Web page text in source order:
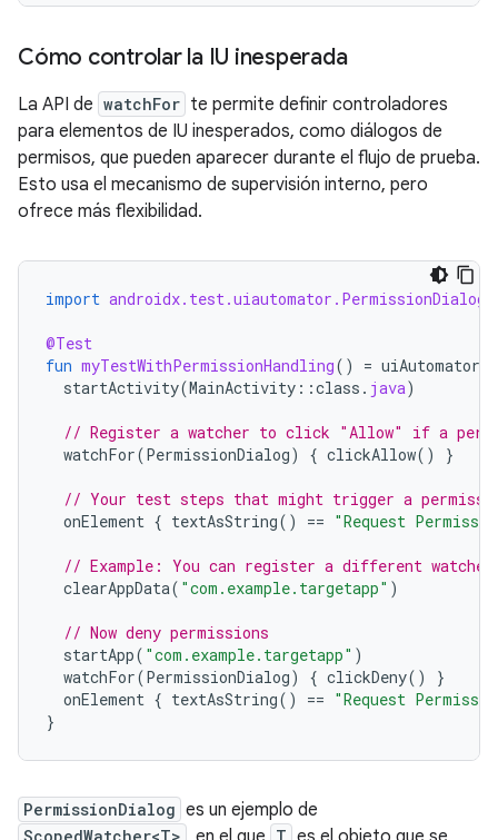
Cómo controlar la IU inesperada
La API de watchFor te permite definir controladores
para elementos de IU inesperados, como diálogos de
permisos, que pueden aparecer durante el flujo de prueba.
Esto usa el mecanismo de supervisión interno, pero
ofrece más flexibilidad.
import androidx.test.uiautomator.PermissionDialog
@Test
fun myTestWithPermissionHandling() = uiAutomator
startActivity(MainActivity ::class . java)
// Register a watcher to click "Allow" if a
watchFor(PermissionDialog) { clickAllow() }
// Your test steps that might trigger a
onElement { textAsString() == "Request
// Example: You can register a different
clearAppData( "com.example.targetapp" )
// Now deny permissions
startApp( "com.example.targetapp" )
watchFor(PermissionDialog) { clickDeny()
}
onElement { textAsString() == "Request
}
PermissionDialog es un ejemplo de